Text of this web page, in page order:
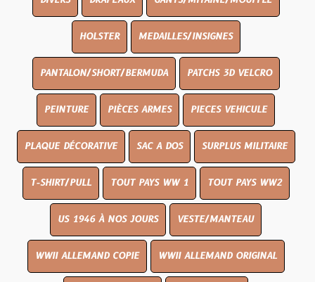
HOLSTER MEDAILLES/INSIGNES
PANTALON/SHORT/BERMUDA PATCHS 3D VELCRO
PEINTURE PIÈCES ARMES PIECES VEHICULE
PLAQUE DÉCORATIVE SAC A DOS SURPLUS MILITAIRE
T-SHIRT/PULL TOUT PAYS WW 1 TOUT PAYS WW2
US 1946 À NOS JOURS VESTE/MANTEAU
WWII ALLEMAND COPIE WWII ALLEMAND ORIGINAL